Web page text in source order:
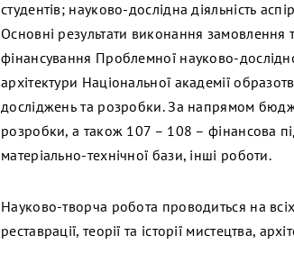
студентів; науково-дослідна діяльність
Основні результати виконання замовлення
фінансування Проблемної науково-
архітектури Національної академії
досліджень та розробки. За напрямом
розробки, а також 107 – 108 – фінансова
матеріально-технічної бази, інші роботи.
Науково-творча робота проводиться на
реставрації, теорії та історії мистецтва,